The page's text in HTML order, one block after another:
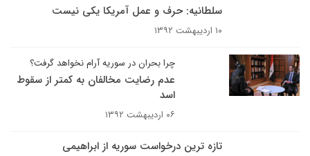
سلطانیه: حرف و عمل آمریکا یکی نیست
۱۰ اردیبهشت ۱۳۹۲
چرا بحران در سوریه آرام نخواهد گرفت؟
عدم رضایت مخالفان به کمتر از سقوط
اسد
۰۶ اردیبهشت ۱۳۹۲
تازه ترین درخواست سوریه از ابراهیمی